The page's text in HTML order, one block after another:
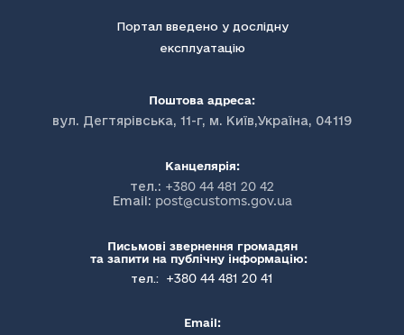
Портал введено у дослідну
експлуатацію
Поштова адреса:
вул. Дегтярівська, 11-г, м. Київ,Україна, 04119
Канцелярія:
тел.: +380 44 481 20 42
Email: post@customs.gov.ua
Письмові звернення громадян
та запити на публічну інформацію:
тел.:
+380 44 481 20 41
Email: